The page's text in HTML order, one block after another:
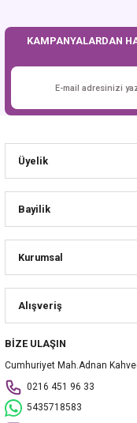
KAMPANYALARDAN
Üyelik
Bayilik
Kurumsal
Alışveriş
BİZE ULAŞIN
Cumhuriyet Mah.Adnan
0216 451 96 33
5435718583